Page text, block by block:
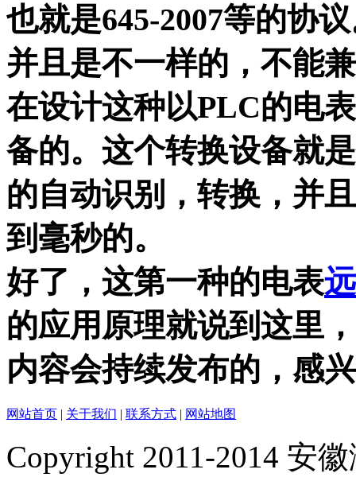
也就是645-2007等的协
并且是不一样的，不能
在设计这种以PLC的电
备的。这个转换设备就
的自动识别，转换，并
到毫秒的。
好了，这第一种的电表
的应用原理就说到这里
内容会持续发布的，感
网站首页 | 关于我们 | 联系方式 | 网站地图
Copyright 2011-2014 安